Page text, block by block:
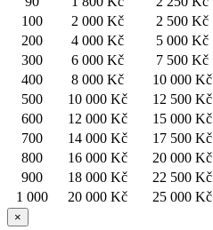
100
2 000 Kč 2 500 Kč
200
4 000 Kč 5 000 Kč
300
6 000 Kč 7 500 Kč
400
8 000 Kč 10 000 Kč
500
10 000 Kč 12 500 Kč
600
12 000 Kč 15 000 Kč
700
14 000 Kč 17 500 Kč
800
16 000 Kč 20 000 Kč
900
18 000 Kč 22 500 Kč
1 000
20 000 Kč 25 000 Kč
×